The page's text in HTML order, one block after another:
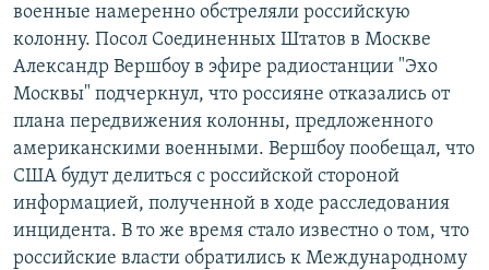
Все сайты РСЕ/РС
военные намеренно обстреляли российскую
колонну. Посол Соединенных Штатов в Москве
Александр Вершбоу в эфире радиостанции "Эхо
Москвы" подчеркнул, что россияне отказались от
плана передвижения колонны, предложенного
американскими военными. Вершбоу пообещал, что
США будут делиться с российской стороной
информацией, полученной в ходе расследования
инцидента. В то же время стало известно о том, что
российские власти обратились к Международному